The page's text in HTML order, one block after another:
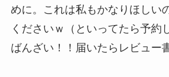
めに。これは私もかなりほしい
くださいｗ（といってたら予約
ばんざい！！届いたらレビュー